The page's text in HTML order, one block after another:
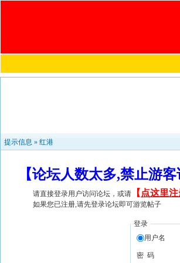
提示信息 » 红港
【论坛人数太多,禁止游
请直接登录用户访问论坛，或请 【 点这里
如果您已注册,请先登录论坛即可游览帖子
登录
用户名
密 码